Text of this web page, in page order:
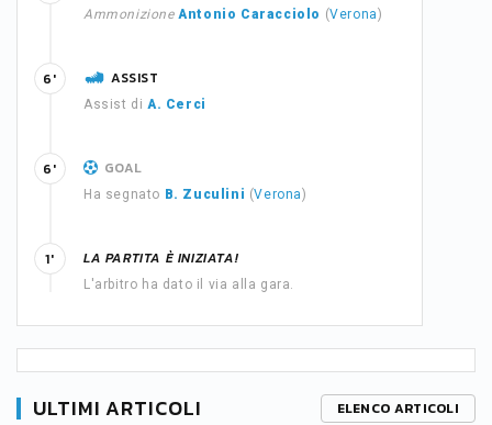
Ammonizione Antonio Caracciolo (Verona)
ASSIST
Assist di A. Cerci
6'
GOAL
Ha segnato B. Zuculini (Verona)
6'
LA PARTITA È INIZIATA!
L'arbitro ha dato il via alla gara.
1'
ULTIMI ARTICOLI ELENCO ARTICOLI